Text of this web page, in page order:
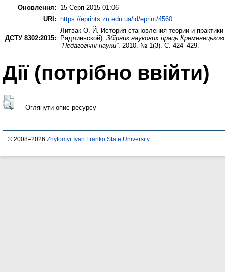
Оновлення:
15 Серп 2015 01:06
URI: https://eprints.zu.edu.ua/id/eprint/4560
ДСТУ 8302:2015:
Литвак О. Й. История становления теории и
Радлиньской). Збірник наукових праць
“Педагогічні науки”. 2010. № 1(3). С. 424–429.
Дії ​​(потрібно ввійти)
Оглянути опис ресурсу
© 2008–2026 Zhytomyr Ivan Franko State University